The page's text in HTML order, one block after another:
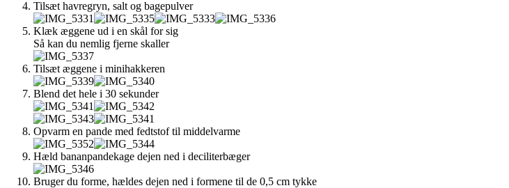
Tilsæt havregryn, salt og bagepulver
Klæk æggene ud i en skål for sig
Så kan du nemlig fjerne skaller
Tilsæt æggene i minihakkeren
Blend det hele i 30 sekunder
Opvarm en pande med fedtstof til middelvarme
Hæld bananpandekage dejen ned i deciliterbæger
Bruger du forme, hældes dejen ned i formene til de 0,5 cm tykke